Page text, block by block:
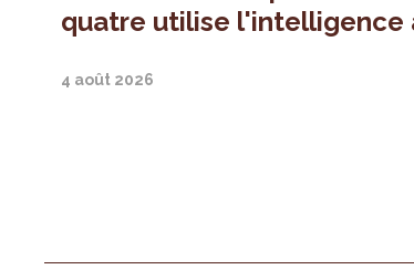
quatre utilise l'intelligence
4 août 2026